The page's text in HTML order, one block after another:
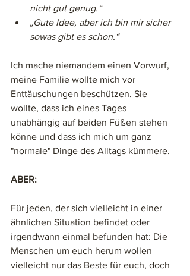
nicht gut genug.“
„Gute Idee, aber ich bin mir sicher
sowas gibt es schon.“
Ich mache niemandem einen Vorwurf,
meine Familie wollte mich vor
Enttäuschungen beschützen. Sie
wollte, dass ich eines Tages
unabhängig auf beiden Füßen stehen
könne und dass ich mich um ganz
"normale" Dinge des Alltags kümmere.
ABER:
Für jeden, der sich vielleicht in einer
ähnlichen Situation befindet oder
irgendwann einmal befunden hat: Die
Menschen um euch herum wollen
vielleicht nur das Beste für euch, doch